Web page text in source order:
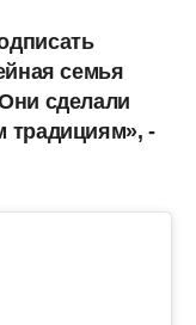
семья
сделали
традициям», -